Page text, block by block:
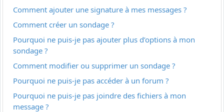
Comment ajouter une signature à mes messages ?
Comment créer un sondage ?
Pourquoi ne puis-je pas ajouter plus d’options à mon
sondage ?
Comment modifier ou supprimer un sondage ?
Pourquoi ne puis-je pas accéder à un forum ?
Pourquoi ne puis-je pas joindre des fichiers à mon
message ?